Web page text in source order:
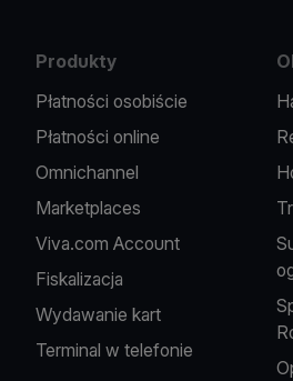
Produkty
Płatności osobiście
Płatności online
Omnichannel
Marketplaces
Viva.com Account
Fiskalizacja
Wydawanie kart
Terminal w telefonie